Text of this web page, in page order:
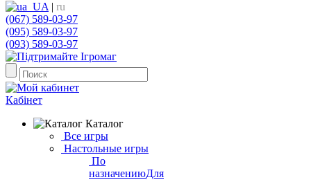
UA | ru
(067) 589-03-97
(095) 589-03-97
(093) 589-03-97
Кабінет
Каталог
Все игры
Настольные игры
По
назначениюДля